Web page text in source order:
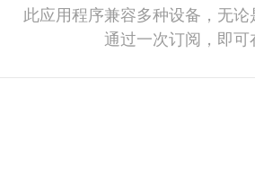
此应用程序兼容多种设备，无
通过一次订阅，即可